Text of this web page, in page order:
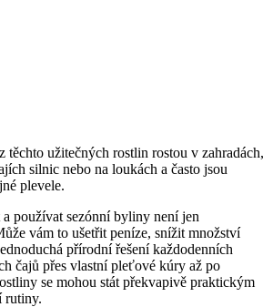
těchto užitečných rostlin rostou v zahradách,
silnic nebo na loukách a často jsou
plevele.
používat sezónní byliny není jen
vám to ušetřit peníze, snížit množství
přírodní řešení každodenních
čajů přes vlastní pleťové kúry až po
se mohou stát překvapivě praktickým
rutiny.